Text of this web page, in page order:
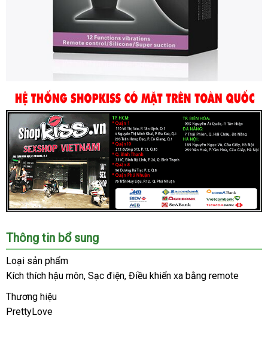
Chúng
tôi
là
hệ
thống
Shop
lớn
Thông tin bổ sung
Loại sản phẩm
Kích thích hậu mônở
, Sạc điệnmua
, Điều khiển xa bằng remote
Thương hiệu
PrettyLove